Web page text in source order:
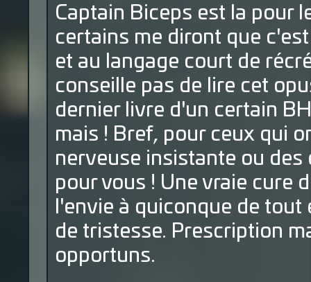
Captain Biceps est la pour
certains me diront que
et au langage court de
conseille pas de lire cet
dernier livre d'un certain
mais ! Bref, pour ceux qui
nerveuse insistante ou des
pour vous ! Une vraie cure
l'envie à quiconque de
de tristesse. Prescription
opportuns.